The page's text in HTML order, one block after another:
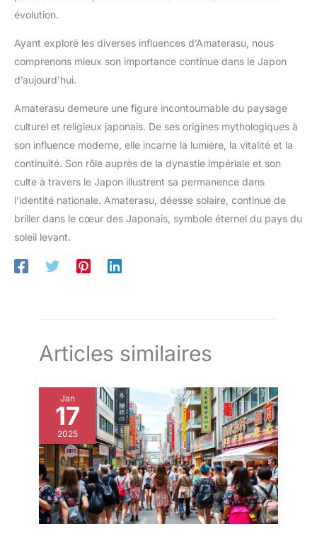
évolution.
Ayant exploré les diverses influences d’Amaterasu, nous
comprenons mieux son importance continue dans le Japon
d’aujourd’hui.
Amaterasu demeure une figure incontournable du paysage
culturel et religieux japonais. De ses origines mythologiques à
son influence moderne, elle incarne la lumière, la vitalité et la
continuité. Son rôle auprès de la dynastie impériale et son
culte à travers le Japon illustrent sa permanence dans
l’identité nationale. Amaterasu, déesse solaire, continue de
briller dans le cœur des Japonais, symbole éternel du pays du
soleil levant.
Articles similaires
Jan
17
2025